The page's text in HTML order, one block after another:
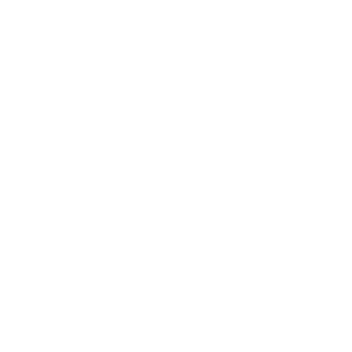
了承ください。
き作成されるも
をご了承くださ
です。
ありません。
です。
ず変更すること
1000ppm以下、
) : 1000ppm、
、
可)を取得する
これらの製造装
通知します。
ムロン制御